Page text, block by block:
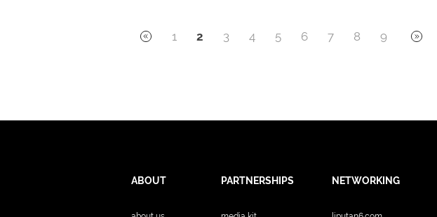
1 2 3 4 5 6 7 8 9
ABOUT PARTNERSHIPS NETWORKING